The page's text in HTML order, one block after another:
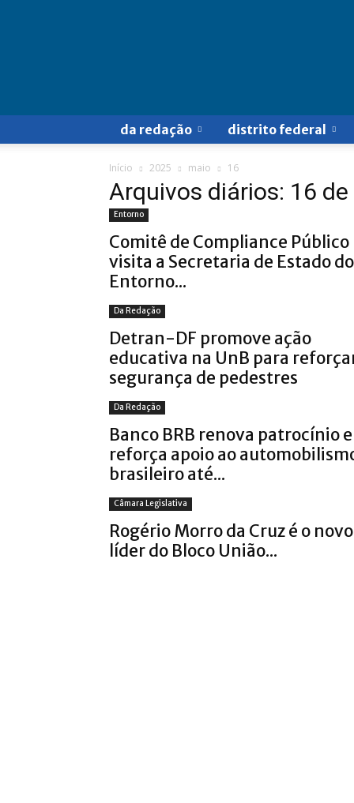
da redação distrito federal
Início 2025 maio 16
Arquivos diários: 16
Entorno
Comitê de Compliance Público
visita a Secretaria de Estado do
Entorno...
Da Redação
Detran-DF promove ação
educativa na UnB para
segurança de pedestres
Da Redação
Banco BRB renova patrocínio e
reforça apoio ao
brasileiro até...
Câmara Legislativa
Rogério Morro da Cruz é o novo
líder do Bloco União...